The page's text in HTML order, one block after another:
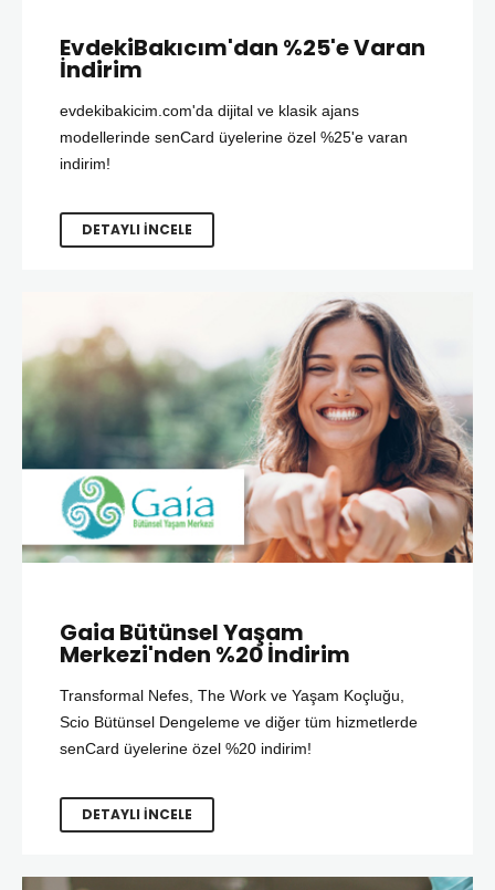
EvdekiBakıcım'dan %25'e Varan
İndirim
evdekibakicim.com'da dijital ve klasik ajans
modellerinde senCard üyelerine özel %25'e varan
indirim!
DETAYLI İNCELE
Gaia Bütünsel Yaşam
Merkezi'nden %20 İndirim
Transformal Nefes, The Work ve Yaşam Koçluğu,
Scio Bütünsel Dengeleme ve diğer tüm hizmetlerde
senCard üyelerine özel %20 indirim!
DETAYLI İNCELE